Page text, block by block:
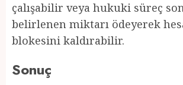
çalışabilir veya hukuki süreç
belirlenen miktarı ödeyerek
blokesini kaldırabilir.
Sonuç